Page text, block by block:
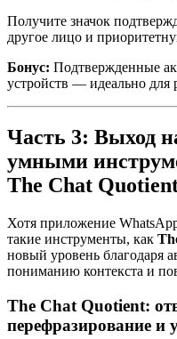
Получите значок
другое лицо и
Бонус: Подтвержденные
устройств — идеально для
Часть 3: Выход
умными
The Chat
Хотя приложение
такие инструменты, как
новый уровень благодаря
пониманию контекста и
The Chat Quotient:
перефразирование и